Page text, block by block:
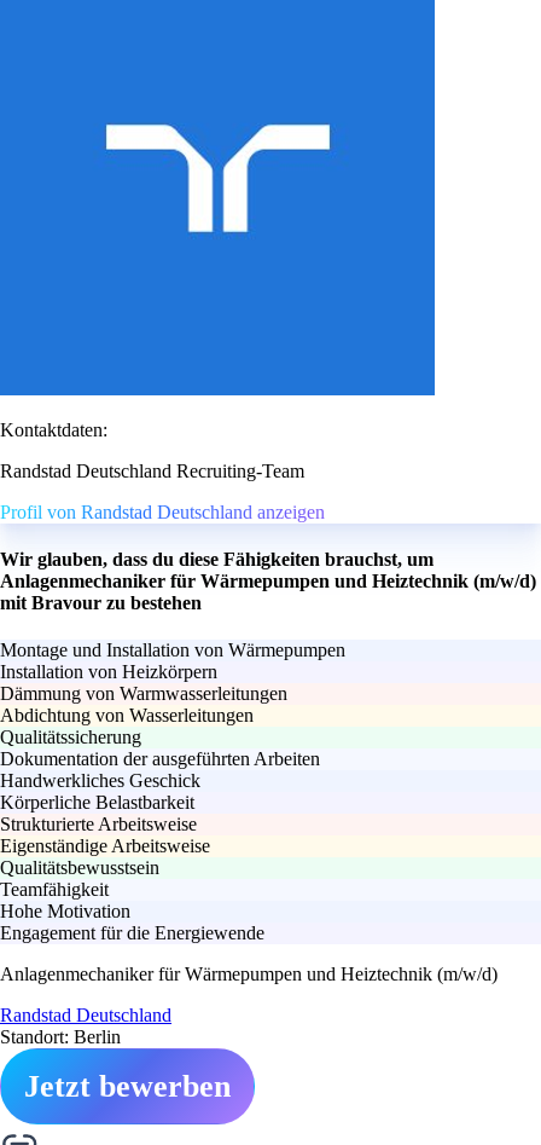
Kontaktdaten:
Randstad Deutschland Recruiting-Team
Profil von Randstad Deutschland anzeigen
Wir glauben, dass du diese Fähigkeiten brauchst, um
Anlagenmechaniker für Wärmepumpen und Heiztechnik (m/w/d)
mit Bravour zu bestehen
Montage und Installation von Wärmepumpen
Installation von Heizkörpern
Dämmung von Warmwasserleitungen
Abdichtung von Wasserleitungen
Qualitätssicherung
Dokumentation der ausgeführten Arbeiten
Handwerkliches Geschick
Körperliche Belastbarkeit
Strukturierte Arbeitsweise
Eigenständige Arbeitsweise
Qualitätsbewusstsein
Teamfähigkeit
Hohe Motivation
Engagement für die Energiewende
Anlagenmechaniker für Wärmepumpen und Heiztechnik (m/w/d)
Randstad Deutschland
Standort: Berlin
Jetzt bewerben